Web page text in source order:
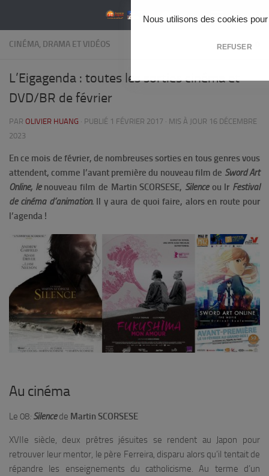
Nous utilisons des cookies
REFUSER
CINÉMA, DRAMA ET VIDÉOS
L’Eigagenda : toutes les sorties cinéma et
DVD/BR de février
PAR OLIVIER HUANG · PUBLIÉ 1 FÉVRIER 2017 · MIS À JOUR 16 DÉCEMBRE
2023
En ce mois de février, de nombreuses sorties en tous genres vous
attendent, comme l’avant première du nouveau film de Sword Art
Online, lenouveau film de Martin SCORSESE, Silence ou lr Festival
de cinéma d’animation. Il y aura de quoi faire, alors en route pour
l’agenda !
Au cinéma
Le 08: Silencede Martin SCORSESE
XVIIe siècle, deux prêtres jésuites se rendent au Japon pour
retrouver leur mentor, le père Ferreira, disparu alors qu’il tentait de
répandre les enseignements du catholicisme. Au terme d’un